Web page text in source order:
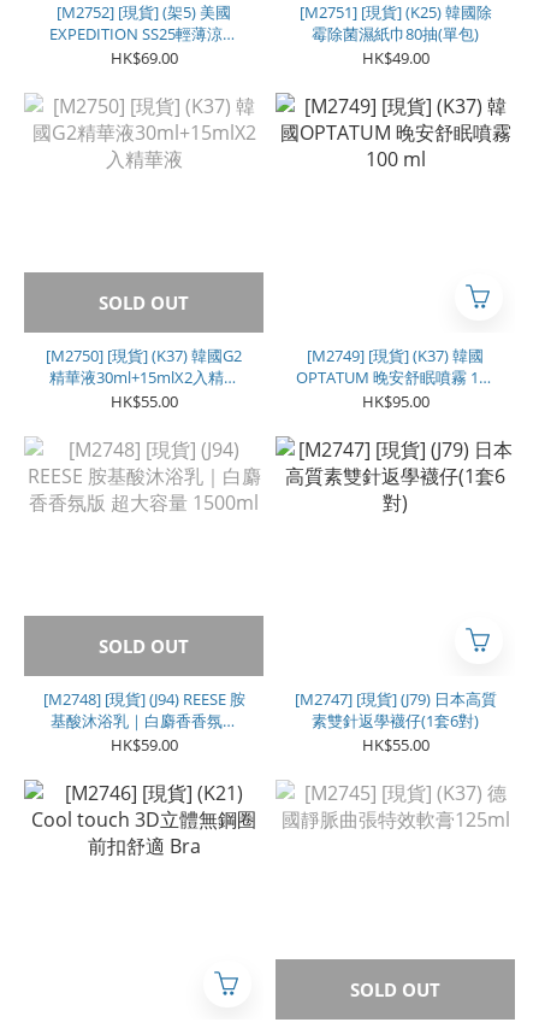
[M2752] [現貨] (架5) 美國
EXPEDITION SS25輕薄涼感
防風防曬外套
HK$69.00
[M2751] [現貨] (K25) 韓國除
霉除菌濕紙巾80抽(單包)
HK$49.00
SOLD OUT
[M2750] [現貨] (K37) 韓國G2
精華液30ml+15mlX2入精華
液
HK$55.00
[M2749] [現貨] (K37) 韓國
OPTATUM 晚安舒眠噴霧 100
ml
HK$95.00
SOLD OUT
[M2748] [現貨] (J94) REESE 胺
基酸沐浴乳｜白麝香香氛版
超大容量 1500ml
HK$59.00
[M2747] [現貨] (J79) 日本高質
素雙針返學襪仔(1套6對)
HK$55.00
SOLD OUT